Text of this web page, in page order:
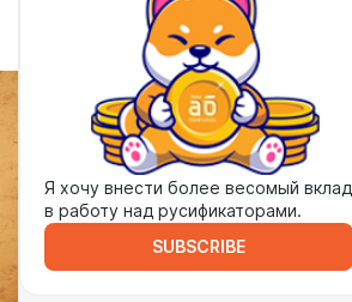
Я хочу внести более весомый вклад
в работу над русификаторами.
SUBSCRIBE